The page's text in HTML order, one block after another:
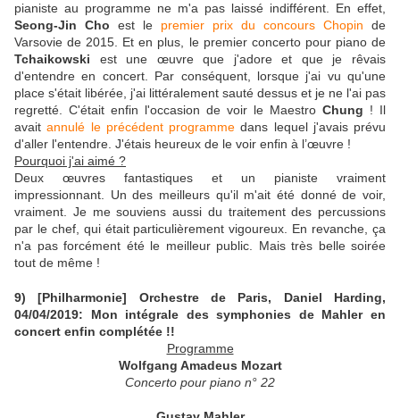
pianiste au programme ne m'a pas laissé indifférent. En effet,
Seong-Jin Cho est le premier prix du concours Chopin de
Varsovie de 2015. Et en plus, le premier concerto pour piano de
Tchaikowski est une œuvre que j'adore et que je rêvais
d'entendre en concert. Par conséquent, lorsque j'ai vu qu'une
place s'était libérée, j'ai littéralement sauté dessus et je ne l'ai pas
regretté. C'était enfin l'occasion de voir le Maestro Chung ! Il
avaitannulé le précédent programmedans lequel j'avais prévu
d'aller l'entendre. J'étais heureux de le voir enfin à l’œuvre !
Pourquoi j'ai aimé ?
Deux œuvres fantastiques et un pianiste vraiment
impressionnant. Un des meilleurs qu'il m'ait été donné de voir,
vraiment. Je me souviens aussi du traitement des percussions
par le chef, qui était particulièrement vigoureux. En revanche, ça
n'a pas forcément été le meilleur public. Mais très belle soirée
tout de même !
9) [Philharmonie] Orchestre de Paris, Daniel Harding,
04/04/2019: Mon intégrale des symphonies de Mahler en
concert enfin complétée !!
Programme
Wolfgang Amadeus Mozart
Concerto pour piano n° 22